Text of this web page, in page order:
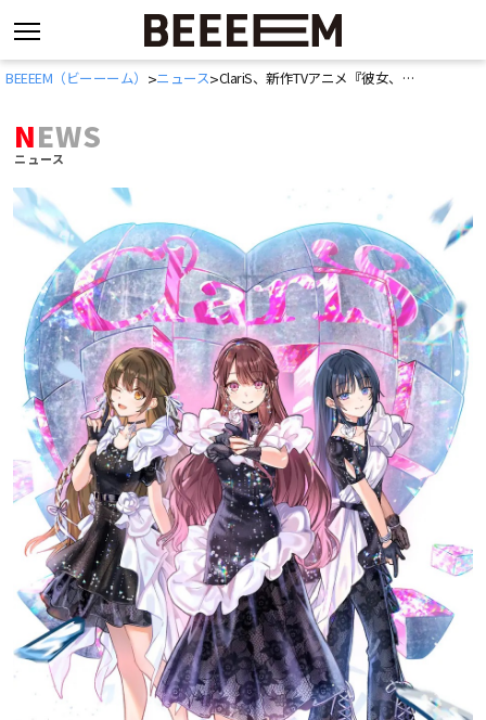
コ
へ
ス
BEEEEM（ビーーーム） >ニュース> ClariS、新作TVアニメ『彼女、お借りします」第4期OP「Umitsuki」シングルリリース＆先行配信決定
NEWS
ニュース